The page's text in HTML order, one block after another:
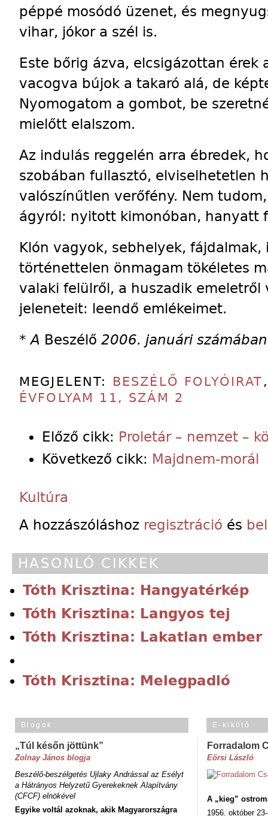
péppé mosódó üzenet, és
vihar, jókor a szél is.
Este bőrig ázva, elcsigázottan érek
vacogva bújok a takaró alá, de
Nyomogatom a gombot, be
mielőtt elalszom.
Az indulás reggelén arra ébredek,
szobában fullasztó, elviselhetetlen
valószínűtlen verőfény. Nem
ágyról: nyitott kimonóban, hanyatt
Klón vagyok, sebhelyek,
történettelen önmagam tökéletes
valaki felülről, a huszadik
jeleneteit: leendő emlékeimet.
*A Beszélő 2006. januári
MEGJELENT: BESZÉLŐ FOLYÓIRAT
ÉVFOLYAM 11, SZÁM 2
Előző cikk: Proletár – nemzet –
Következő cikk: Majdnem-morál
Kultúra
A hozzászóláshoz regisztráció és
HASONLÓ CIKKEK
Tóth Krisztina: Hangyatérkép
Tóth Krisztina: Langyos tej
Tóth Krisztina: Lakatlan ember
Tóth Krisztina: Melegpadló
Blogok
„Túl későn jöttünk”
Zolnay János blogja
Beszélő-beszélgetés Ujlaky Andrással az Esélyt
a Hátrányos Helyzetű Gyerekeknek Alapítvány
(CFCF) elnökével
Egyike voltál azoknak, akik Magyarországra
E-kikötő
Forradalom
Eörsi László
A „kieg”
1956. október